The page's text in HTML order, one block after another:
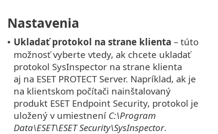
Nastavenia
• Ukladať protokol na strane klienta – túto
možnosť vyberte vtedy, ak chcete ukladať
protokol SysInspector na strane klienta
aj na ESET PROTECT Server. Napríklad, ak je
na klientskom počítači nainštalovaný
produkt ESET Endpoint Security, protokol je
uložený v umiestnení C:\Program
Data\ESET\ESET Security\SysInspector.